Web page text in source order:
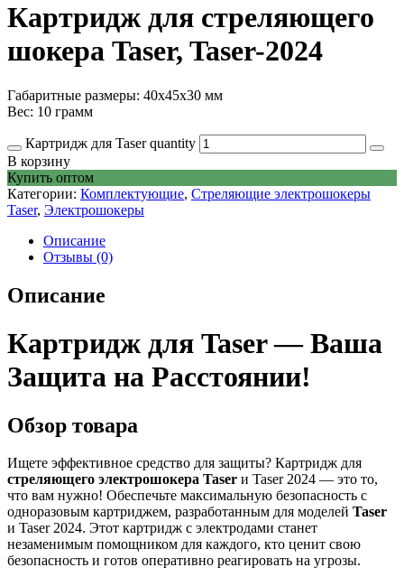
Картридж для стреляющего
шокера Taser, Taser-2024
Габаритные размеры: 40х45х30 мм
Вес: 10 грамм
Картридж для Taser quantity
В корзину
Купить оптом
Категории: Комплектующие, Стреляющие электрошокеры
Taser, Электрошокеры
Описание
Отзывы (0)
Описание
Картридж для Taser — Ваша
Защита на Расстоянии!
Обзор товара
Ищете эффективное средство для защиты? Картридж для
стреляющего электрошокера Taser и Taser 2024 — это то,
что вам нужно! Обеспечьте максимальную безопасность с
одноразовым картриджем, разработанным для моделей Taser
и Taser 2024. Этот картридж с электродами станет
незаменимым помощником для каждого, кто ценит свою
безопасность и готов оперативно реагировать на угрозы.